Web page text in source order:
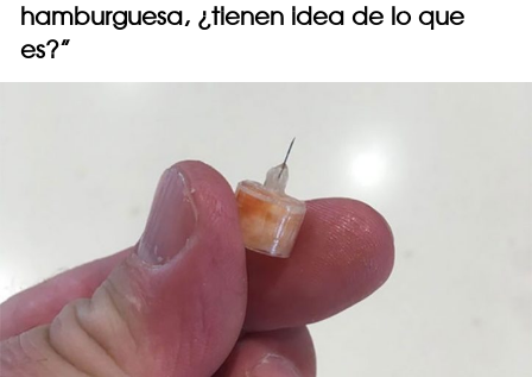
hamburguesa, ¿tienen idea de lo que
es?”